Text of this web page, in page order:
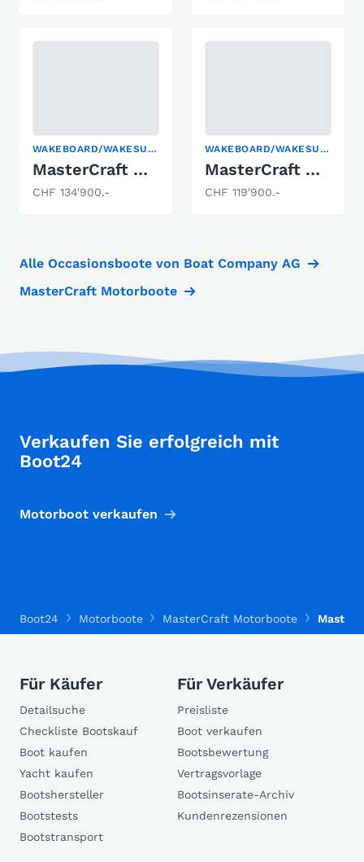
WAKEBOARD/WAKESURF
MasterCraft NXT23 Wakeboard & Wakesurf
CHF 134'900.-
WAKEBOARD/WAKESURF
MasterCraft NXT21 Wakeboard & Wakesurf
CHF 119'900.-
Alle Occasionsboote von Boat Company AG
MasterCraft Motorboote
Verkaufen Sie erfolgreich mit
Boot24
Motorboot verkaufen
Boot24 Motorboote MasterCraft Motorboote
Für Käufer
Detailsuche
Checkliste Bootskauf
Boot kaufen
Yacht kaufen
Bootshersteller
Bootstests
Bootstransport
Für Verkäufer
Preisliste
Boot verkaufen
Bootsbewertung
Vertragsvorlage
Bootsinserate-Archiv
Kundenrezensionen